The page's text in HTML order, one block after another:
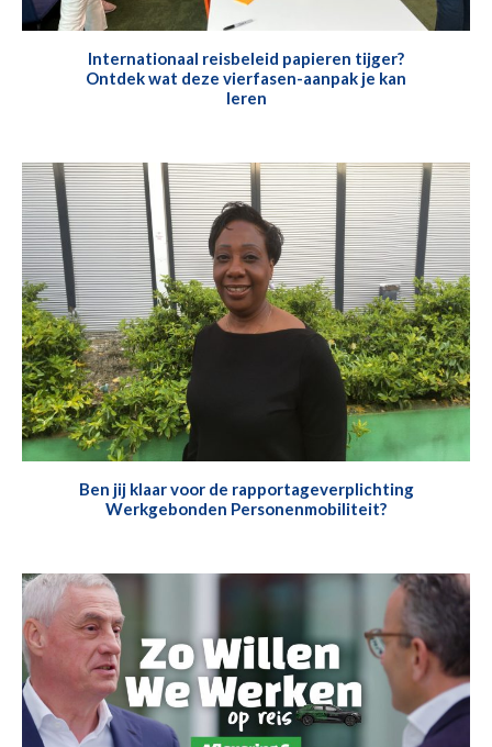
Internationaal reisbeleid papieren tijger?
Ontdek wat deze vierfasen-aanpak je kan
leren
Ben jij klaar voor de rapportageverplichting
Werkgebonden Personenmobiliteit?